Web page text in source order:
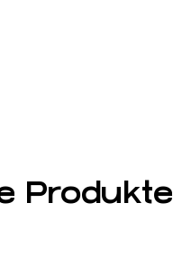
Produkte